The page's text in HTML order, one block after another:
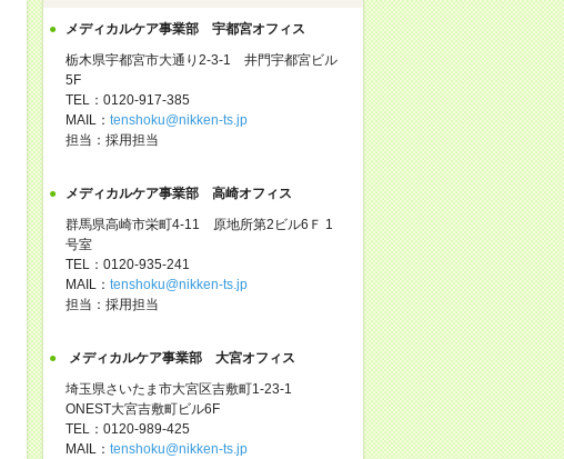
メディカルケア事業部 宇都宮オフィス
栃木県宇都宮市大通り2-3-1 井門宇都宮ビル
5F
TEL：0120-917-385
MAIL： tenshoku@nikken-ts.jp
担当：採用担当
メディカルケア事業部 高崎オフィス
群馬県高崎市栄町4-11 原地所第2ビル6Ｆ 1
号室
TEL：0120-935-241
MAIL： tenshoku@nikken-ts.jp
担当：採用担当
メディカルケア事業部 大宮オフィス
埼玉県さいたま市大宮区吉敷町1-23-1
ONEST大宮吉敷町ビル6F
TEL：0120-989-425
MAIL： tenshoku@nikken-ts.jp